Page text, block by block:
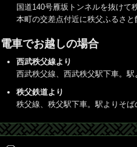
国道140号雁坂トンネルを抜けて
本町の交差点付近に秩父ふるさ
電車でお越しの場合
西武秩父線より
西武秩父線、西武秩父駅下車。
秩父鉄道より
秩父線、秩父駅下車。駅よりそ